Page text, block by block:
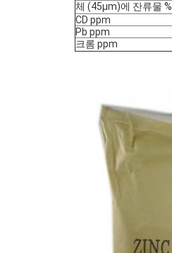
체 (45µm)에 잔류물 %
CD ppm
Pb ppm
크롬 ppm